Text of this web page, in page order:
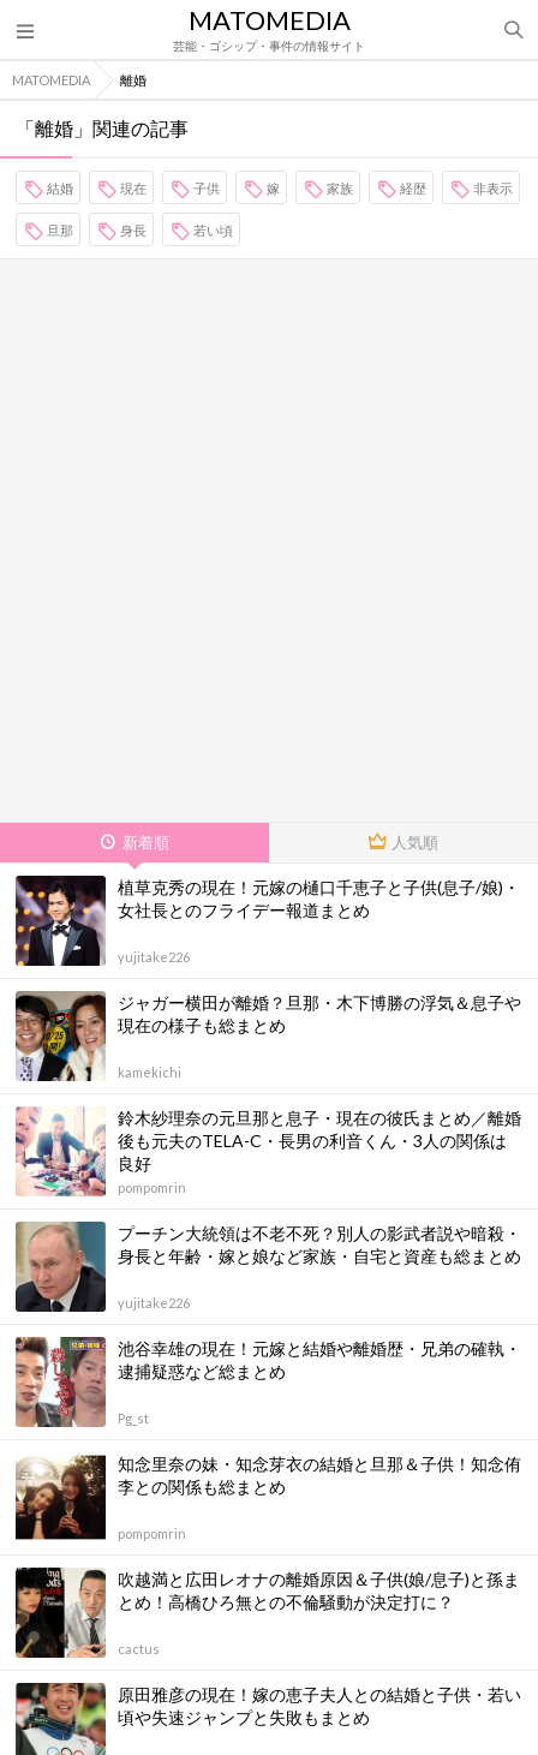
MATOMEDIA
芸能・ゴシップ・事件の情報サイト
MATOMEDIA 離婚
「離婚」関連の記事
結婚 現在 子供 嫁 家族 経歴 非表示
旦那 身長 若い頃
新着順 人気順
植草克秀の現在！元嫁の樋口千恵子と子供(息子/娘)・
女社長とのフライデー報道まとめ
yujitake226
ジャガー横田が離婚？旦那・木下博勝の浮気＆息子や
現在の様子も総まとめ
kamekichi
鈴木紗理奈の元旦那と息子・現在の彼氏まとめ／離婚
後も元夫のTELA-C・長男の利音くん・3人の関係は
良好
pompomrin
プーチン大統領は不老不死？別人の影武者説や暗殺・
身長と年齢・嫁と娘など家族・自宅と資産も総まとめ
yujitake226
池谷幸雄の現在！元嫁と結婚や離婚歴・兄弟の確執・
逮捕疑惑など総まとめ
Pg_st
知念里奈の妹・知念芽衣の結婚と旦那＆子供！知念侑
李との関係も総まとめ
pompomrin
吹越満と広田レオナの離婚原因＆子供(娘/息子)と孫ま
とめ！高橋ひろ無との不倫騒動が決定打に？
cactus
原田雅彦の現在！嫁の恵子夫人との結婚と子供・若い
頃や失速ジャンプと失敗もまとめ